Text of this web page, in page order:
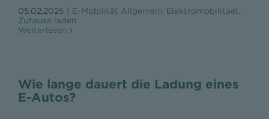
05.02.2025 E-Mobilität Allgemein, Elektromobilitaet,
Zuhause laden
Weiterlesen
Wie lange dauert die Ladung eines
E-Autos?